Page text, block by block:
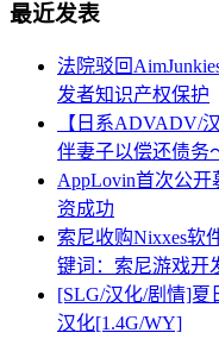
最近发表
法院驳回
发者知识产权保护
【日系ADVADV/
伴妻子以偿还债务
AppLovin首次公开
资成功
索尼收购Nixxes软
键词：索尼游戏开
[SLG/汉化/剧情]夏
汉化[1.4G/WY]